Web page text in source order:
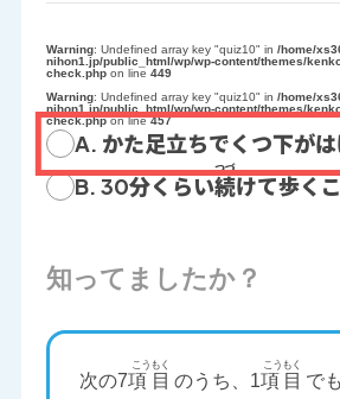
Warning: Undefined array key "quiz10" in /home/
nihon1.jp/public_html/wp/wp-content/themes/
check.phpon line 449
Warning: Undefined array key "quiz10" in /home/
nihon1.jp/public_html/wp/wp-content/themes/
check.phpon line457
A. かた足立ちでくつ下が
B. 30分くらい続けて歩く
知ってましたか？
次の7項目 のうち、1項目 で